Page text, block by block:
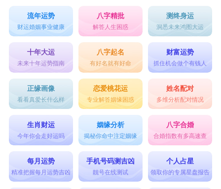
流年运势
财运婚姻事业健康
八字精批
解答人生困惑
测终身运
洞悉未来鸿图大运
十年大运
未来十年运势指南
八字起名
有好名就有好命
财富运势
抓住机会做个有钱人
正缘画像
看看真爱长什么样
恋爱桃花运
专业解答姻缘困惑
姓名配对
多维分析配对情况
生肖财运
今年你会走好运吗
姻缘分析
揭秘你命中注定姻缘
八字合婚
合婚指数有多高速查
每月运势
精准把握每月运势吉凶
手机号码测吉凶
靓号在线测试
个人占星
领取你的专属星盘报告